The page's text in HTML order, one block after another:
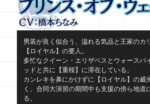
男装が良く似合う、溢れる気品と王家のカ
【ロイヤル】の要人。
多忙なクイーン・エリザベスとウォースパ
ッドと共に【重桜】に滞在している。
カンレキを鼻にかけずに【ロイヤル】の威
く、合同大演習の期間中も支援の傍ら地道
る。